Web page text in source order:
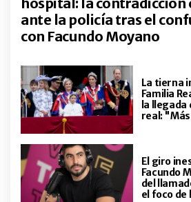
ante la policía tras el
con Facundo Moyano
La tierna
Familia
la llegada
real:
El giro
Facundo
del
el foco de
Solari: el
plano, en el
fue
años
El
mamá de
un mes de su
ENTRETENIMIENTO
Cómo se
la muerte de
Ernestina